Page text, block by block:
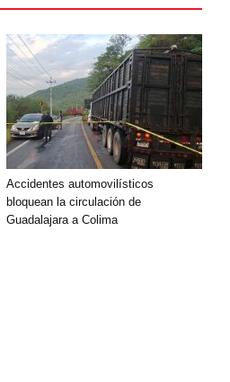
Accidentes automovilísticos
bloquean la circulación de
Guadalajara a Colima